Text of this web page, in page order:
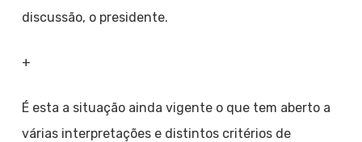
discussão, o presidente.
+
É esta a situação ainda vigente o que tem aberto a
várias interpretações e distintos critérios de